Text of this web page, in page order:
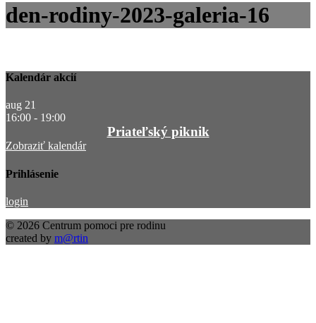
den-rodiny-2023-galeria-16
Kalendár akcií
aug 21
16:00 - 19:00
Priateľský piknik
Zobraziť kalendár
Prihlásenie
login
© 2026 Centrum pomoci pre rodinu
created by m@rtin